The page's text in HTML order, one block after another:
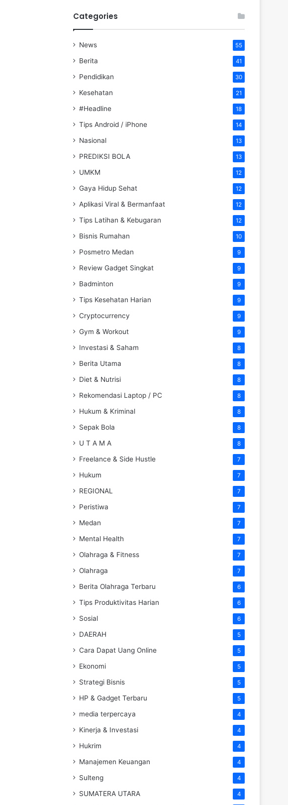
Categories
News 55
Berita 41
Pendidikan 30
Kesehatan 21
#Headline 18
Tips Android / iPhone 14
Nasional 13
PREDIKSI BOLA 13
UMKM 12
Gaya Hidup Sehat 12
Aplikasi Viral & Bermanfaat 12
Tips Latihan & Kebugaran 12
Bisnis Rumahan 10
Posmetro Medan 9
Review Gadget Singkat 9
Badminton 9
Tips Kesehatan Harian 9
Cryptocurrency 9
Gym & Workout 9
Investasi & Saham 8
Berita Utama 8
Diet & Nutrisi 8
Rekomendasi Laptop / PC 8
Hukum & Kriminal 8
Sepak Bola 8
U T A M A 8
Freelance & Side Hustle 7
Hukum 7
REGIONAL 7
Peristiwa 7
Medan 7
Mental Health 7
Olahraga & Fitness 7
Olahraga 7
Berita Olahraga Terbaru 6
Tips Produktivitas Harian 6
Sosial 6
DAERAH 5
Cara Dapat Uang Online 5
Ekonomi 5
Strategi Bisnis 5
HP & Gadget Terbaru 5
media terpercaya 4
Kinerja & Investasi 4
Hukrim 4
Manajemen Keuangan 4
Sulteng 4
SUMATERA UTARA 4